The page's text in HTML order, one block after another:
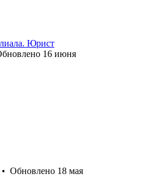
Юрист
16 июня
• Обновлено 18 мая